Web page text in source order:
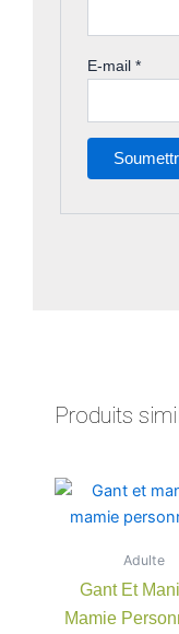
E-mail*
Produits
Adulte
Gant Et
Mamie